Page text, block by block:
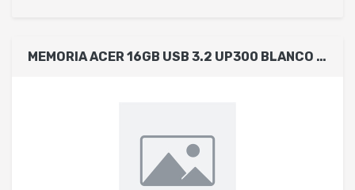
MEMORIA ACER 16GB USB 3.2 UP300 BLANCO BL.9BWWA.564